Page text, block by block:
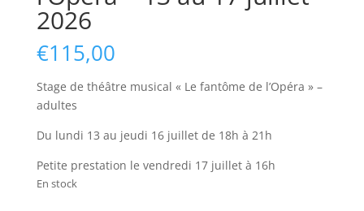
2026
€115,00
Stage de théâtre musical « Le fantôme de l’Opéra » –
adultes
Du lundi 13 au jeudi 16 juillet de 18h à 21h
Petite prestation le vendredi 17 juillet à 16h
En stock